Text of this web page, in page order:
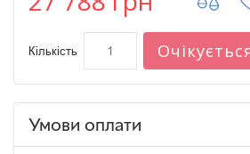
Кількість
Умови оплати